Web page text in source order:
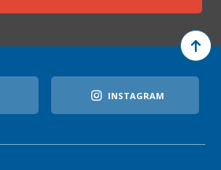
INSTAGRAM
Zurück